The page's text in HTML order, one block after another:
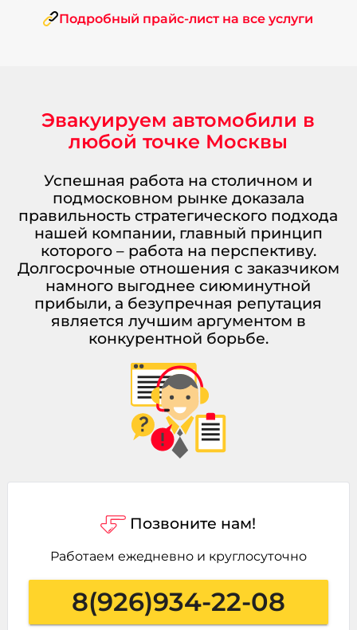
Подробный прайс-лист на все услуги
Эвакуируем автомобили в
любой точке Москвы
Успешная работа на столичном и
подмосковном рынке доказала
правильность стратегического подхода
нашей компании, главный принцип
которого – работа на перспективу.
Долгосрочные отношения с заказчиком
намного выгоднее сиюминутной
прибыли, а безупречная репутация
является лучшим аргументом в
конкурентной борьбе.
Позвоните нам!
Работаем ежедневно и круглосуточно
8(926)934-22-08